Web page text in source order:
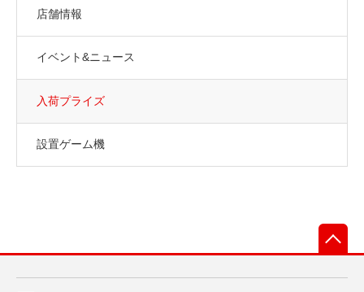
店舗情報
イベント&ニュース
入荷プライズ
設置ゲーム機